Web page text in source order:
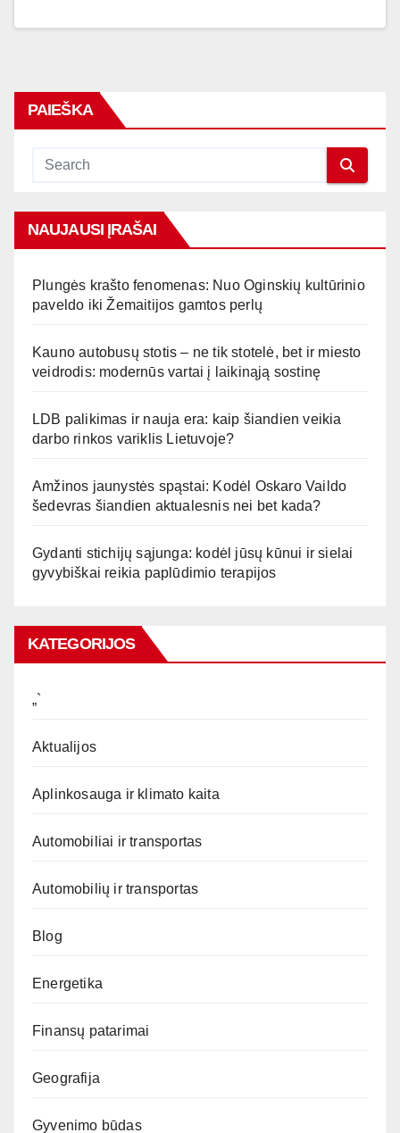
PAIEŠKA
NAUJAUSI ĮRAŠAI
Plungės krašto fenomenas: Nuo Oginskių kultūrinio
paveldo iki Žemaitijos gamtos perlų
Kauno autobusų stotis – ne tik stotelė, bet ir miesto
veidrodis: modernūs vartai į laikinąją sostinę
LDB palikimas ir nauja era: kaip šiandien veikia
darbo rinkos variklis Lietuvoje?
Amžinos jaunystės spąstai: Kodėl Oskaro Vaildo
šedevras šiandien aktualesnis nei bet kada?
Gydanti stichijų sąjunga: kodėl jūsų kūnui ir sielai
gyvybiškai reikia paplūdimio terapijos
KATEGORIJOS
„`
Aktualijos
Aplinkosauga ir klimato kaita
Automobiliai ir transportas
Automobilių ir transportas
Blog
Energetika
Finansų patarimai
Geografija
Gyvenimo būdas